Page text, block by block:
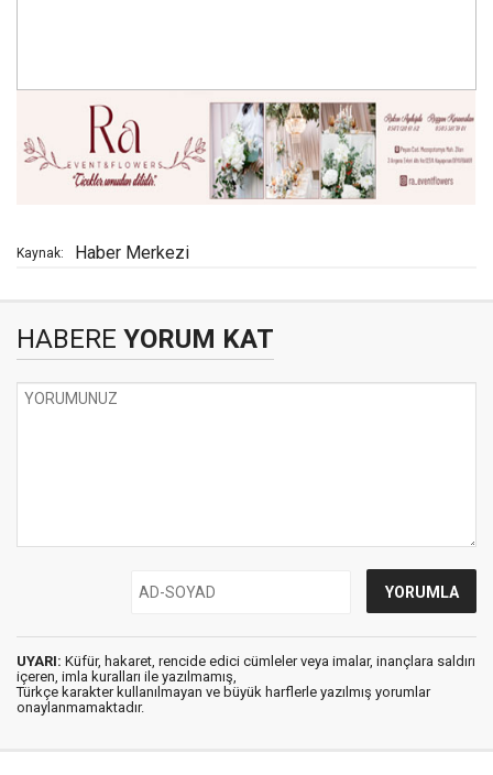
Kaynak: Haber Merkezi
HABERE YORUM KAT
UYARI: Küfür, hakaret, rencide edici cümleler veya imalar, inançlara saldırı
içeren, imla kuralları ile yazılmamış,
Türkçe karakter kullanılmayan ve büyük harflerle yazılmış yorumlar
onaylanmamaktadır.